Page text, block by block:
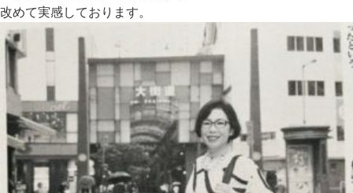
改めて実感しております。